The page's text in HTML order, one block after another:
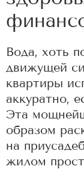
Вода, хоть
движущей
квартиры
аккуратно,
Эта
образом
на
жилом